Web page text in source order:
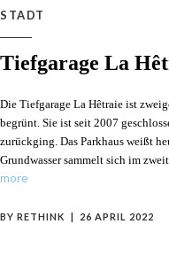
STADT
Tiefgarage La
Die Tiefgarage La Hêtraie ist
begrünt. Sie ist seit 2007
zurückging. Das Parkhaus weißt
Grundwasser sammelt sich im
more
BY RETHINK 26 APRIL 2022